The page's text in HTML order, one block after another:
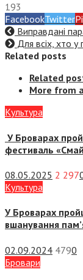
193
FacebookTwitter
Виправдані
Для всіх, хто
Related posts
Related
More from
Культура
У Броварах
фестиваль
08.05.2025 2 297
Культура
У Броварах
вшанування
02.09.2024 4790
Бровари